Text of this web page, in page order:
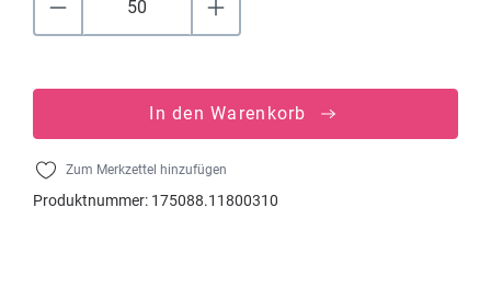
In den Warenkorb
Zum Merkzettel hinzufügen
Produktnummer: 175088.11800310